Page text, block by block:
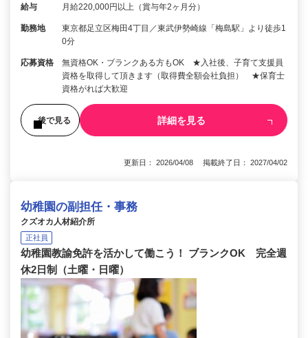
給与 月給220,000円以上（賞与年2ヶ月分）
勤務地
東京都足立区梅田4丁目／東武伊勢崎線「梅島駅」より徒歩1
0分
応募資格
無資格OK・ブランクある方もOK ★入社後、子育て支援員
資格を取得して頂きます（取得費全額会社負担） ★保育士
資格がれば大歓迎
後で見る 詳細を見る
更新日： 2026/04/08 掲載終了日： 2027/04/02
幼稚園の副担任・事務
クズオカ人材紹介所
正社員
幼稚園教諭免許を活かして働こう！ ブランクOK 完全週
休2日制（土曜・日曜）